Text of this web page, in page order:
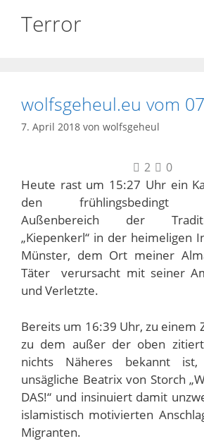
Terror
wolfsgeheul.eu vom
7. April 2018 von wolfsgeheul
2 0
Heute rast um 15:27 Uhr ein
den frühlingsbedingt
Außenbereich der
„Kiepenkerl“ in der heimeligen
Münster, dem Ort meiner
Täter verursacht mit seiner
und Verletzte.
Bereits um 16:39 Uhr, zu einem
zu dem außer der oben
nichts Näheres bekannt
unsägliche Beatrix von Storch
DAS!“ und insinuiert damit
islamistisch motivierten
Migranten.